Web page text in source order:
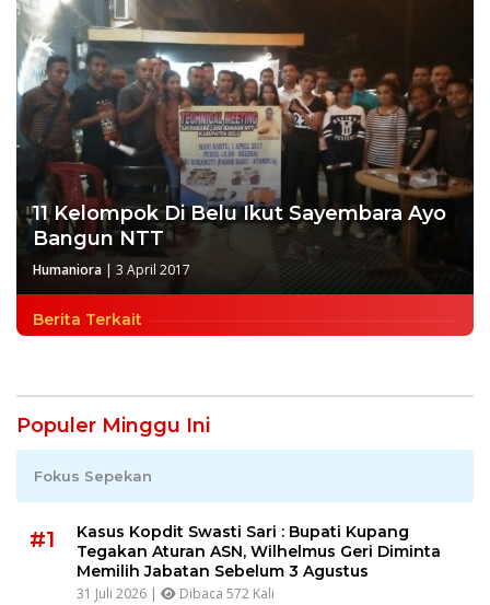
11 Kelompok Di Belu Ikut Sayembara Ayo
Bangun NTT
Humaniora | 3 April 2017
Berita Terkait
Populer Minggu Ini
Fokus Sepekan
#1
Kasus Kopdit Swasti Sari : Bupati Kupang
Tegakan Aturan ASN, Wilhelmus Geri Diminta
Memilih Jabatan Sebelum 3 Agustus
31 Juli 2026 | Dibaca 572 Kali